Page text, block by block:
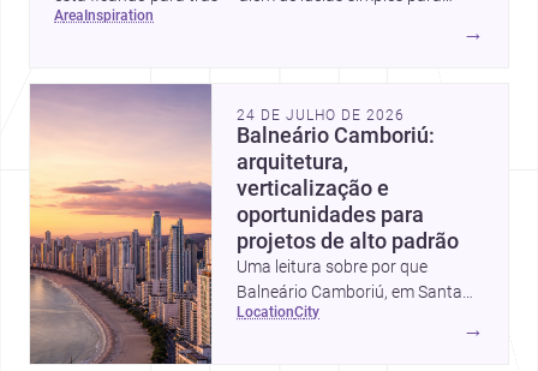
atualizar sem reforma completa.
area inspiration
→
24 DE JULHO DE 2026
Balneário Camboriú:
arquitetura,
verticalização e
oportunidades para
projetos de alto padrão
Uma leitura sobre por que
Balneário Camboriú, em Santa
Catarina, virou referência em
location city
→